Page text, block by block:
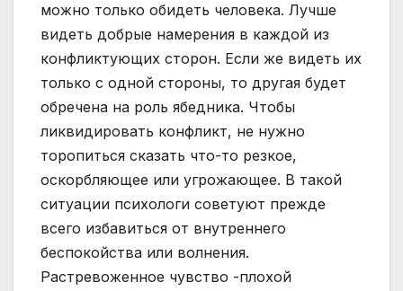
можно только обидеть человека. Лучше
видеть добрые намерения в каждой из
конфликтующих сторон. Если же видеть их
только с одной стороны, то другая будет
обречена на роль ябедника. Чтобы
ликвидировать конфликт, не нужно
торопиться сказать что-то резкое,
оскорбляющее или угрожающее. В такой
ситуации психологи советуют прежде
всего избавиться от внутреннего
беспокойства или волнения.
Растревоженное чувство -плохой